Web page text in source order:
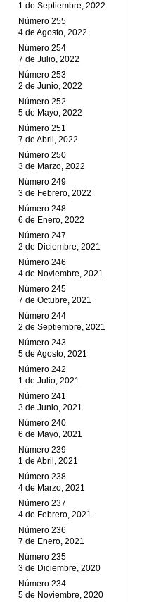
1 de Septiembre, 2022
Número 255
4 de Agosto, 2022
Número 254
7 de Julio, 2022
Número 253
2 de Junio, 2022
Número 252
5 de Mayo, 2022
Número 251
7 de Abril, 2022
Número 250
3 de Marzo, 2022
Número 249
3 de Febrero, 2022
Número 248
6 de Enero, 2022
Número 247
2 de Diciembre, 2021
Número 246
4 de Noviembre, 2021
Número 245
7 de Octubre, 2021
Número 244
2 de Septiembre, 2021
Número 243
5 de Agosto, 2021
Número 242
1 de Julio, 2021
Número 241
3 de Junio, 2021
Número 240
6 de Mayo, 2021
Número 239
1 de Abril, 2021
Número 238
4 de Marzo, 2021
Número 237
4 de Febrero, 2021
Número 236
7 de Enero, 2021
Número 235
3 de Diciembre, 2020
Número 234
5 de Noviembre, 2020